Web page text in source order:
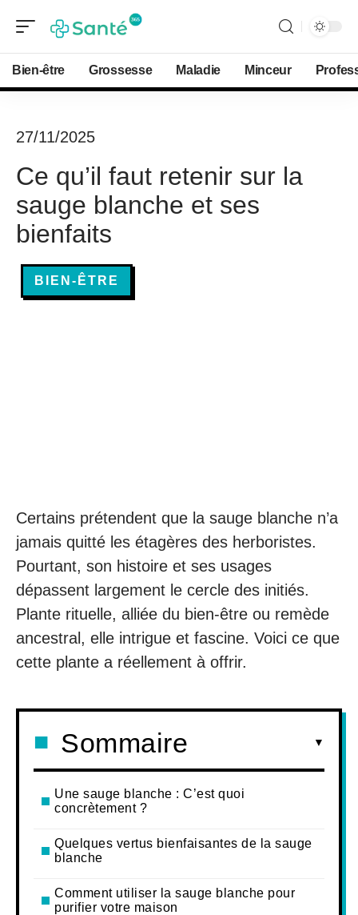
Bien-être Grossesse Maladie Minceur
27/11/2025
Ce qu’il faut retenir sur la
sauge blanche et ses
bienfaits
BIEN-ÊTRE
Certains prétendent que la sauge blanche n’a
jamais quitté les étagères des herboristes.
Pourtant, son histoire et ses usages
dépassent largement le cercle des initiés.
Plante rituelle, alliée du bien-être ou remède
ancestral, elle intrigue et fascine. Voici ce que
cette plante a réellement à offrir.
Sommaire
Une sauge blanche : C’est quoi
concrètement ?
Quelques vertus bienfaisantes de la sauge
blanche
Comment utiliser la sauge blanche pour
purifier votre maison